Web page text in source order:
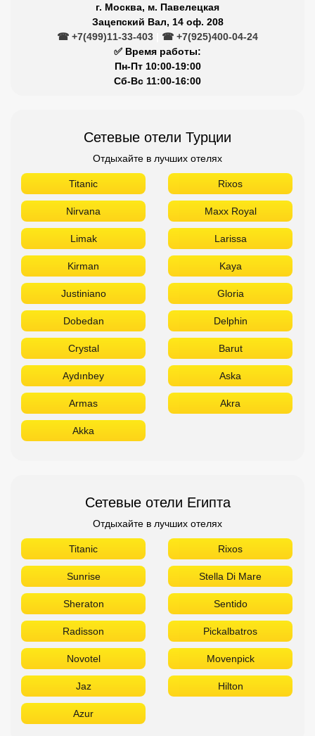
г. Москва, м. Павелецкая
Зацепский Вал, 14 оф. 208
☎ +7(499)11-33-403
☎ +7(925)400-04-24
✅ Время работы:
Пн-Пт 10:00-19:00
Сб-Вс 11:00-16:00
Сетевые отели Турции
Отдыхайте в лучших отелях
Titanic Rixos
Nirvana Maxx Royal
Limak Larissa
Kirman Kaya
Justiniano Gloria
Dobedan Delphin
Crystal Barut
Aydınbey Aska
Armas Akra
Akka
Сетевые отели Египта
Отдыхайте в лучших отелях
Titanic Rixos
Sunrise Stella Di Mare
Sheraton Sentido
Radisson Pickalbatros
Novotel Movenpick
Jaz Hilton
Azur